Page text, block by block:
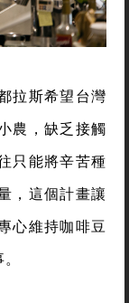
拉斯希望台灣
農，缺乏接觸
只能將辛苦種
，這個計畫讓
心維持咖啡豆